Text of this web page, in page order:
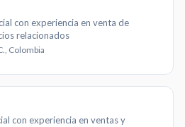
con experiencia en venta de
relacionados
Colombia
con experiencia en ventas y